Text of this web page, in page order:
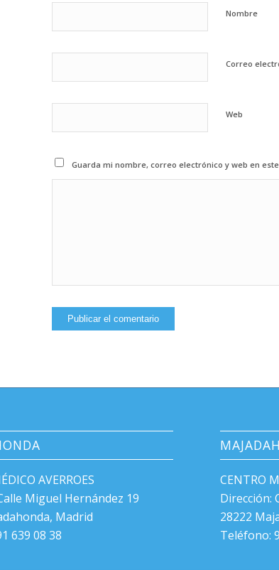
Nombre
Correo
Web
Guarda mi nombre, correo electrónico y web en
AVERROES
Miguel Hernández 19
Madrid
639 08 38
CENTRO
Dirección:
28222
Teléfono: